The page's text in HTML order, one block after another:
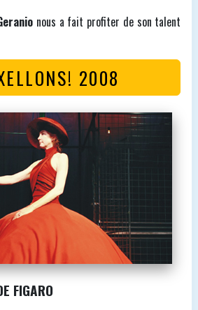
nous a fait profiter de son talent
2008
FIGARO